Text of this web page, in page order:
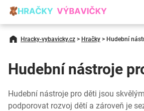
Hracky-vybavicky.cz > Hračky > Hudební
Hudební nástroje
Hudební nástroje pro děti jsou
podporovat rozvoj dětí a zároveň je